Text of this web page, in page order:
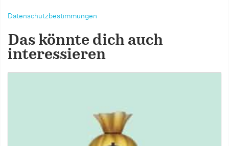
Datenschutzbestimmungen
Das könnte dich auch
interessieren